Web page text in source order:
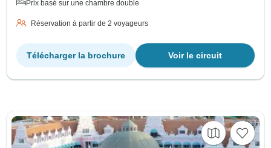
Prix basé sur une chambre double
Réservation à partir de 2 voyageurs
Voir le circuit
Télécharger la brochure